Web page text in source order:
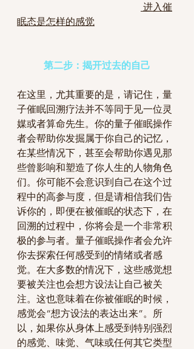
进入催
眠态是怎样的感觉
第二步：揭开过去的自己
在这里，尤其重要的是，请记住，量
子催眠回溯疗法并不等同于见一位灵
媒或者算命先生。你的量子催眠操作
者会帮助你发掘属于你自己的记忆，
在某些情况下，甚至会帮助你遇见那
些曾影响和塑造了你人生的人物角色
们。你可能不会意识到自己在这个过
程中的高参与度，但是请相信我们告
诉你的，即便在被催眠的状态下，在
回溯的过程中，你将会是一个非常积
极的参与者。量子催眠操作者会允许
你去探索任何感受到的情绪或者感
觉。在大多数的情况下，这些感觉想
要被关注也会想方设法让自己被关
注。这也意味着在你被催眠的时候，
感觉会“想方设法的表达出来”。所
以，如果你从身体上感受到特别强烈
的感觉、味觉、气味或任何其它类型